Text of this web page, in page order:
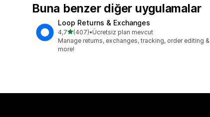
Buna benzer diğer uygulamalar
Loop Returns & Exchanges
4,75 yıldız üzerinden
(407)
toplam 407 değerlendirme
•Ücretsiz plan mevcut
Manage returns, exchanges, tracking, order editing &
more!